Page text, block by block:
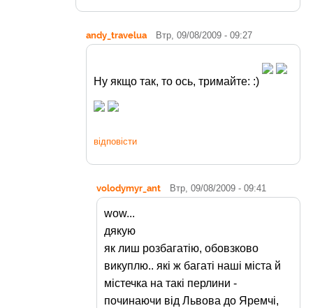
andy_travelua Втр, 09/08/2009 - 09:27
Ну якщо так, то ось, тримайте: :)
відповісти
volodymyr_ant Втр, 09/08/2009 - 09:41
wow...
дякую
як лиш розбагатію, обовзково
викуплю.. які ж багаті наші міста й
містечка на такі перлини -
починаючи від Львова до Яремчі,